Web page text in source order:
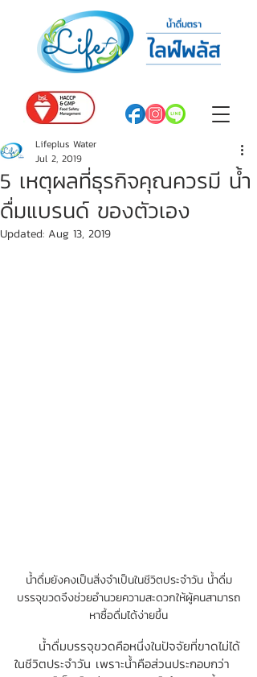
5 เหตุผลที่ธุรกิจคุณควรมี น้ำ
ดื่มแบรนด์ ของตัวเอง
Lifeplus Water
Jul 2, 2019
Updated: Aug 13, 2019
น้ำดื่มยังคงเป็นสิ่งจำเป็นในชีวิตประจำวัน น้ำดื่ม
บรรจุขวดจึงช่วยอำนวยความสะดวกให้ผู้คนสามารถ
หาซื้อดื่มได้ง่ายขึ้น
ในชีวิตประจำวัน เพราะน้ำคือส่วนประกอบกว่า